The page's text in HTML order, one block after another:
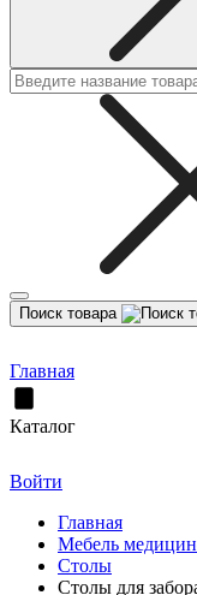
Поиск товара
Главная
Каталог
Войти
Главная
Мебель
Столы
Столы для